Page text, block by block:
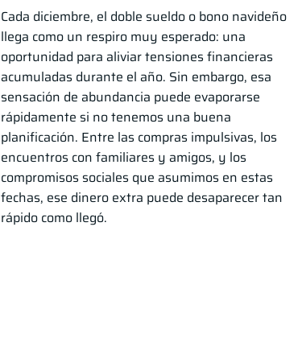
Cada diciembre, el doble sueldo o bono navideño
llega como un respiro muy esperado: una
oportunidad para aliviar tensiones financieras
acumuladas durante el año. Sin embargo, esa
sensación de abundancia puede evaporarse
rápidamente si no tenemos una buena
planificación. Entre las compras impulsivas, los
encuentros con familiares y amigos, y los
compromisos sociales que asumimos en estas
fechas, ese dinero extra puede desaparecer tan
rápido como llegó.